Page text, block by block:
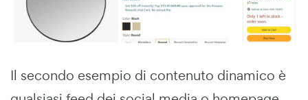
Il secondo esempio di contenuto dinamico è